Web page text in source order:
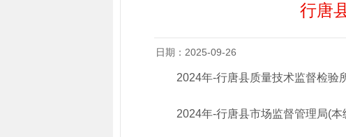
行唐
日期：2025-09-26
2024年-行唐县质量技术监督检验
2024年-行唐县市场监督管理局(本